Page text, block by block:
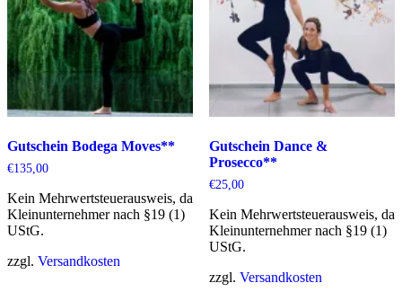
Gutschein Bodega Moves**
€135,00
Kein Mehrwertsteuerausweis, da
Kleinunternehmer nach §19 (1)
UStG.
zzgl. Versandkosten
Gutschein Dance &
Prosecco**
€25,00
Kein Mehrwertsteuerausweis, da
Kleinunternehmer nach §19 (1)
UStG.
zzgl. Versandkosten